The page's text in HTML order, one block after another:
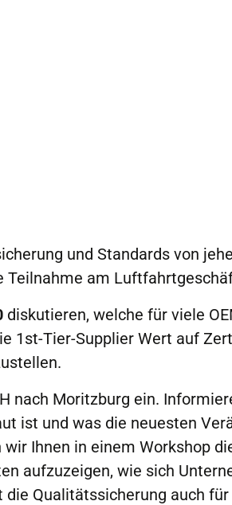
und Standards von
Teilnahme am
diskutieren, welche für viele
1st-Tier-Supplier Wert auf
nach Moritzburg ein.
ist und was die neuesten
Ihnen in einem Workshop
aufzuzeigen, wie sich
Qualitätssicherung auch für